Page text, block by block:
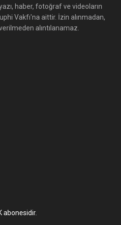
haber, fotoğraf ve videoların
Vakfı'na aittir. İzin alınmadan,
alıntılanamaz.
abonesidir.